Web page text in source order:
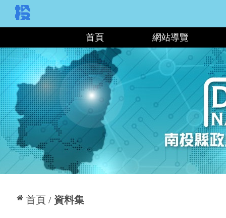
首頁 網站導覽
首頁 資料集